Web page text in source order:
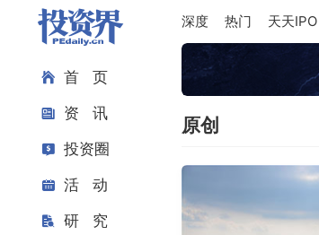
首 页
资 讯
投资圈
活 动
研 究
深度 热门 天天IPO
原创